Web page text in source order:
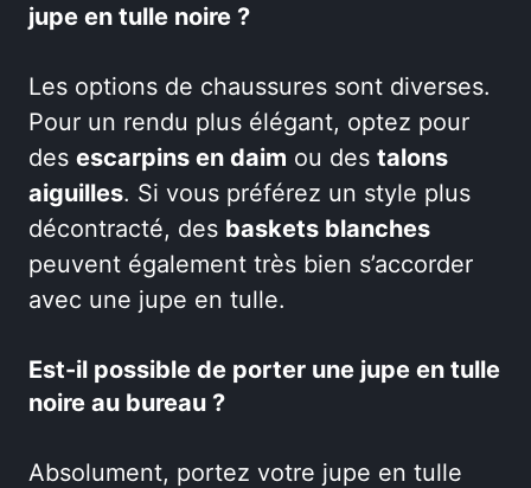
jupe en tulle noire ?
Les options de chaussures sont diverses.
Pour un rendu plus élégant, optez pour
des escarpins en daim ou des talons
aiguilles. Si vous préférez un style plus
décontracté, des baskets blanches
peuvent également très bien s’accorder
avec une jupe en tulle.
Est-il possible de porter une jupe en tulle
noire au bureau ?
Absolument, portez votre jupe en tulle